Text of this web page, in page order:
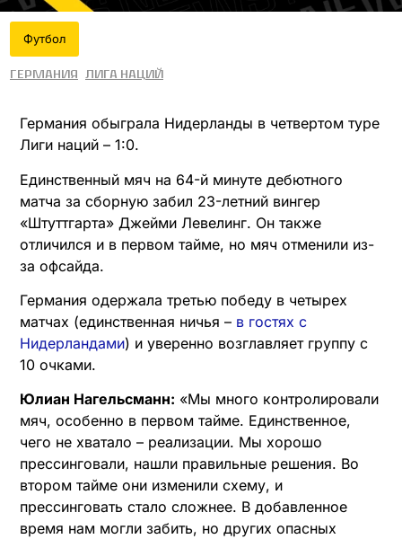
Футбол
Германия Лига наций
Германия обыграла Нидерланды в четвертом туре
Лиги наций – 1:0.
Единственный мяч на 64-й минуте дебютного
матча за сборную забил 23-летний вингер
«Штуттгарта» Джейми Левелинг. Он также
отличился и в первом тайме, но мяч отменили из-
за офсайда.
Германия одержала третью победу в четырех
матчах (единственная ничья – в гостях с
Нидерландами) и уверенно возглавляет группу с
10 очками.
Юлиан Нагельсманн: «Мы много контролировали
мяч, особенно в первом тайме. Единственное,
чего не хватало – реализации. Мы хорошо
прессинговали, нашли правильные решения. Во
втором тайме они изменили схему, и
прессинговать стало сложнее. В добавленное
время нам могли забить, но других опасных